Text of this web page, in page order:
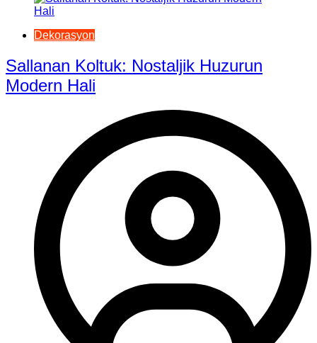
Dekorasyon
Sallanan Koltuk: Nostaljik Huzurun
Modern Hali